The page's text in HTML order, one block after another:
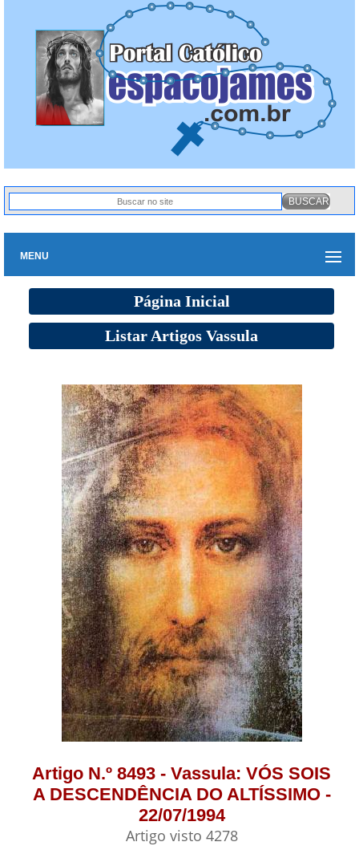
MENU
Página Inicial
Listar Artigos Vassula
Artigo N.º 8493 - Vassula: VÓS SOIS
A DESCENDÊNCIA DO ALTÍSSIMO -
22/07/1994
Artigo visto 4278